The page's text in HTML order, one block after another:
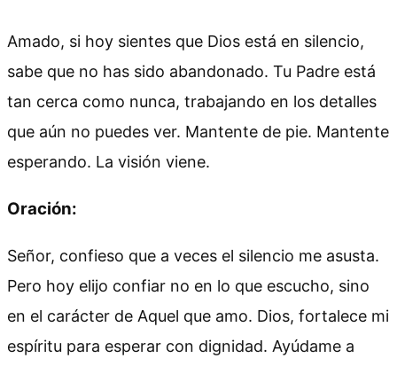
Amado, si hoy sientes que Dios está en silencio,
sabe que no has sido abandonado. Tu Padre está
tan cerca como nunca, trabajando en los detalles
que aún no puedes ver. Mantente de pie. Mantente
esperando. La visión viene.
Oración:
Señor, confieso que a veces el silencio me asusta.
Pero hoy elijo confiar no en lo que escucho, sino
en el carácter de Aquel que amo. Dios, fortalece mi
espíritu para esperar con dignidad. Ayúdame a